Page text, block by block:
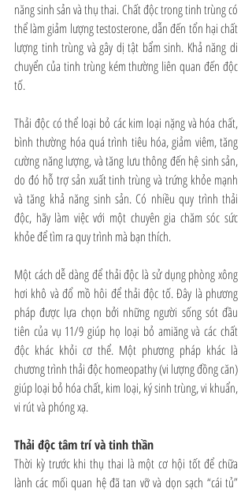
năng sinh sản và thụ thai. Chất độc trong tinh trùng có
thể làm giảm lượng testosterone, dẫn đến tổn hại chất
lượng tinh trùng và gây dị tật bẩm sinh. Khả năng di
chuyển của tinh trùng kém thường liên quan đến độc
tố.
Thải độc có thể loại bỏ các kim loại nặng và hóa chất,
bình thường hóa quá trình tiêu hóa, giảm viêm, tăng
cường năng lượng, và tăng lưu thông đến hệ sinh sản,
do đó hỗ trợ sản xuất tinh trùng và trứng khỏe mạnh
và tăng khả năng sinh sản. Có nhiều quy trình thải
độc, hãy làm việc với một chuyên gia chăm sóc sức
khỏe để tìm ra quy trình mà bạn thích.
Một cách dễ dàng để thải độc là sử dụng phòng xông
hơi khô và đổ mồ hôi để thải độc tố. Đây là phương
pháp được lựa chọn bởi những người sống sót đầu
tiên của vụ 11/9 giúp họ loại bỏ amiăng và các chất
độc khác khỏi cơ thể. Một phương pháp khác là
chương trình thải độc homeopathy (vi lượng đồng căn)
giúp loại bỏ hóa chất, kim loại, ký sinh trùng, vi khuẩn,
vi rút và phóng xạ.
Thải độc tâm trí và tinh thần
Thời kỳ trước khi thụ thai là một cơ hội tốt để chữa
lành các mối quan hệ đã tan vỡ và dọn sạch “cái tủ”